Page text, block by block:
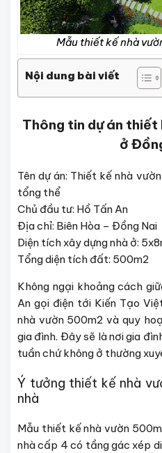
Mẫu thiết kế nhà
Nội dung bài viết
Thông tin dự án
ở
Tên dự án: Thiết kế nhà
tổng thể
Chủ đầu tư: Hồ Tấn An
Địa chỉ: Biên Hòa – Đồng Nai
Diện tích xây dựng nhà ở:
Tổng diện tích đất: 500m2
Không ngại khoảng cách
An gọi điện tới Kiến Tạo
nhà vườn 500m2 và quy
gia đình. Đây sẽ là nơi gia
tuần chứ không ở thường
Ý tưởng thiết kế nhà
nhà
Mẫu thiết kế nhà vườn
nhà cấp 4 có tầng gác xép